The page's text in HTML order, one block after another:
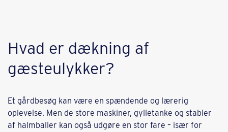
Hvad er dækning af
gæsteulykker?
Et gårdbesøg kan være en spændende og lærerig
oplevelse. Men de store maskiner, gylletanke og stabler
af halmballer kan også udgøre en stor fare – især for